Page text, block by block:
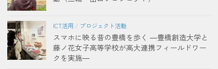
ICT活用 / プロジェクト活動
スマホに映る昔の豊橋を歩く ―豊橋創造大学と
藤ノ花女子高等学校が高大連携フィールドワー
クを実施―